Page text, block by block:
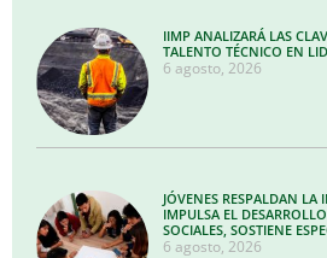
IIMP ANALIZARÁ LAS
TALENTO TÉCNICO EN
6 agosto, 2026
JÓVENES RESPALDAN
IMPULSA EL
SOCIALES, SOSTIENE
6 agosto, 2026